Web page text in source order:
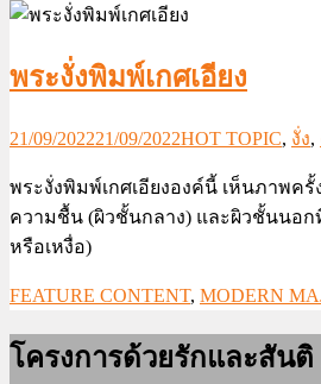
พระงั่งพิมพ์เกศเอียง
21/09/202221/09/2022HOT TOPIC, งั่ง,
พระงั่งพิมพ์เกศเอียงองค์นี้ เห็นภาพค
ความชื้น (ผิวชั้นกลาง) และผิวชั้นนอก
หรือเหงื่อ)
FEATURE CONTENT, MODERN
โครงการด้วยรักและสันติ